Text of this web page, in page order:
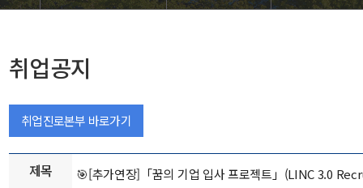
대학정보알림
정보공개
정보서비스안내
온라인민원센터
청렴행정
갑질신고센터
유실물 센터
SEOULTECH광장
대학공지사항
학사공지
장학공지
대학원공지
취업공지
대학입찰
채용정보
공모/외부행사
등록금심의위원회
코로나바이러스19 대응안내
재정위원회
취업공지
취업진로본부 바로가기
제목 🎯[추가연장]「꿈의 기업 입사 프로젝트」(LINC 3.0